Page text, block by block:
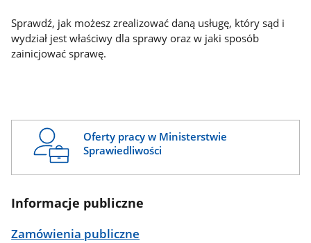
Sprawdź, jak możesz zrealizować daną usługę, który sąd i
wydział jest właściwy dla sprawy oraz w jaki sposób
zainicjować sprawę.
Oferty pracy w Ministerstwie
Sprawiedliwości
Informacje publiczne
Zamówienia publiczne